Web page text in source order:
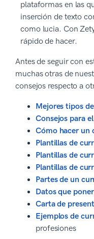
plataformas en las
inserción de texto
como lucia. Con
rápido de hacer.
Antes de seguir con
muchas otras de
consejos respecto a
Mejorestipos
Consejos para
Cómo hacer un
Plantillas de
Plantillas de
Plantillas de
Partes de un
Datos que
Carta de
Ejemplos de
profesiones